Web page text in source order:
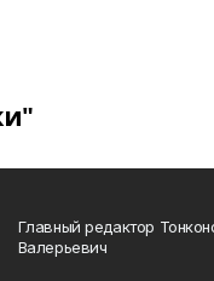
Главный редактор
Валерьевич